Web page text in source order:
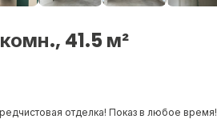
41.5 м²
отделка! Показ в любое время!